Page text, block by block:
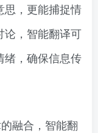
思，更能捕捉情
论，智能翻译可
绪，确保信息传
融合，智能翻